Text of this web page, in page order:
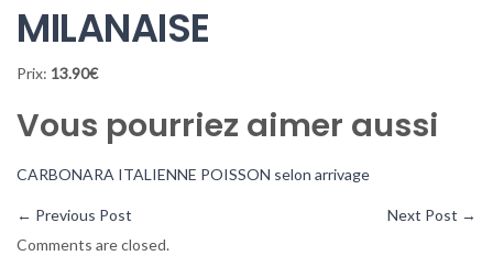
MILANAISE
Prix: 13.90€
Vous pourriez aimer aussi
CARBONARA ITALIENNE POISSON selon arrivage
← Previous Post Next Post →
Comments are closed.